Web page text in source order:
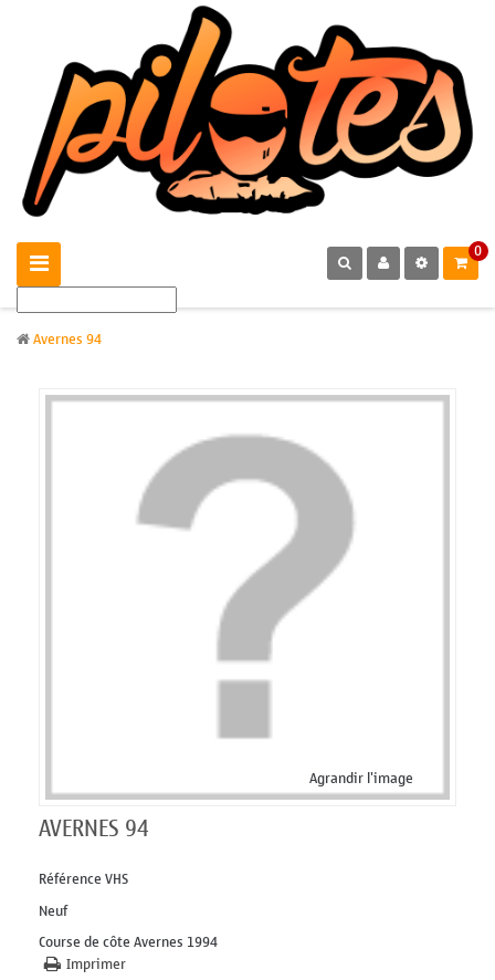
0
Avernes 94
Agrandir l'image
AVERNES 94
RéférenceVHS
Neuf
Course de côte Avernes 1994
Imprimer